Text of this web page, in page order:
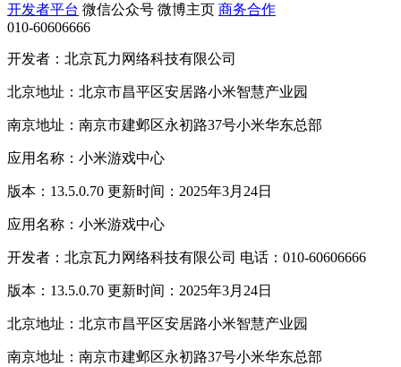
开发者平台 微信公众号 微博主页 商务合作
010-60606666
开发者：北京瓦力网络科技有限公司
北京地址：北京市昌平区安居路小米智慧产业园
南京地址：南京市建邺区永初路37号小米华东总部
应用名称：小米游戏中心
版本：13.5.0.70 更新时间：2025年3月24日
应用名称：小米游戏中心
开发者：北京瓦力网络科技有限公司 电话：010-60606666
版本：13.5.0.70 更新时间：2025年3月24日
北京地址：北京市昌平区安居路小米智慧产业园
南京地址：南京市建邺区永初路37号小米华东总部